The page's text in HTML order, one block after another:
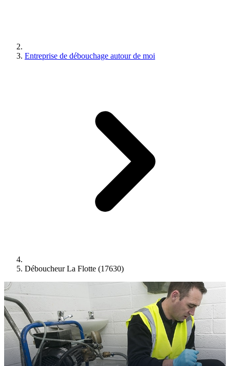
Entreprise de débouchage autour de moi
Déboucheur La Flotte (17630)